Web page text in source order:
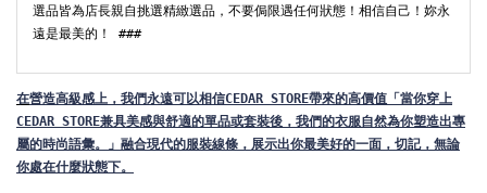
選品皆為店長親自挑選精緻選品，不要侷限遇任何狀態！相信自己！妳永
遠是最美的！ ###
在營造高級感上，我們永遠可以相信CEDAR STORE帶來的高價值「當你穿上
CEDAR STORE兼具美感與舒適的單品或套裝後，我們的衣服自然為你塑造出專
屬的時尚語彙。」 融合現代的服裝線條，展示出你最美好的一面，切記，無論
你處在什麼狀態下。